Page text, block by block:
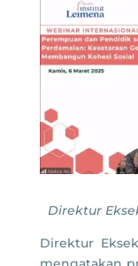
Direktur
Direktur